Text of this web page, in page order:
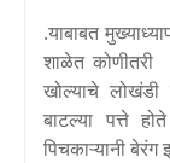
.याबाबत
शाळेत कोणीतरी
खोल्याचे लोखंडी
बाटल्या पत्ते
पिचकाऱ्यानी बेरंग